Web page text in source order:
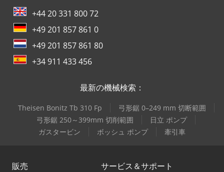
+44 20 331 800 72
+49 201 857 861 0
+49 201 857 861 80
+34 911 433 456
最新の機械検索：
Theisen Bonitz Tb 310 Fp
弓形鋸 0–249 mm 切断範囲
弓形鋸 250～399mm 切削範囲
日立 ポンプ
ガスタービン
ボッシュ ポンプ 牽引車
販売 サービス＆サポート